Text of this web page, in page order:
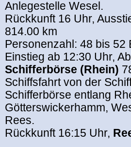
Anlegestelle Wesel.
Rückkunft 16 Uhr,
814.00 km
Personenzahl: 48 bis 52
Einstieg ab 12:30 Uhr,
Schifferbörse (Rhein)
Schiffsfahrt von der
Schifferbörse entlang
Götterswickerhamm,
Rees.
Rückkunft 16:15 Uhr,